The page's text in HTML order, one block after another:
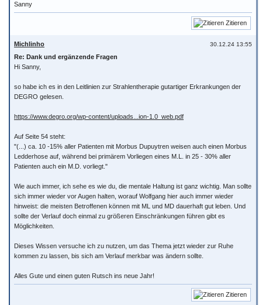
Sanny
Zitieren
30.12.24 13:55
Michlinho
Re: Dank und ergänzende Fragen
Hi Sanny,
so habe ich es in den Leitlinien zur Strahlentherapie gutartiger Erkrankungen der
DEGRO gelesen.
https://www.degro.org/wp-content/uploads...ion-1.0_web.pdf
Auf Seite 54 steht:
"(...) ca. 10 -15% aller Patienten mit Morbus Dupuytren weisen auch einen Morbus
Ledderhose auf, während bei primärem Vorliegen eines M.L. in 25 - 30% aller
Patienten auch ein M.D. vorliegt."
Wie auch immer, ich sehe es wie du, die mentale Haltung ist ganz wichtig. Man sollte
sich immer wieder vor Augen halten, worauf Wolfgang hier auch immer wieder
hinweist: die meisten Betroffenen können mit ML und MD dauerhaft gut leben. Und
sollte der Verlauf doch einmal zu größeren Einschränkungen führen gibt es
Möglichkeiten.
Dieses Wissen versuche ich zu nutzen, um das Thema jetzt wieder zur Ruhe
kommen zu lassen, bis sich am Verlauf merkbar was ändern sollte.
Alles Gute und einen guten Rutsch ins neue Jahr!
Zitieren